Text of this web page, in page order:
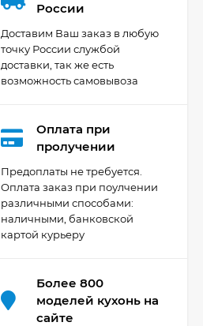
России
Доставим Ваш заказ в любую
точку России службой
доставки, так же есть
возможность самовывоза
Оплата при
пролучении
Предоплаты не требуется.
Оплата заказ при поулчении
различными способами:
наличными, банковской
картой курьеру
Более 800
моделей кухонь на
сайте
Кухня Мишель -
длина 4,2 м
69 303₽
Кухня Принцесса -
44 091